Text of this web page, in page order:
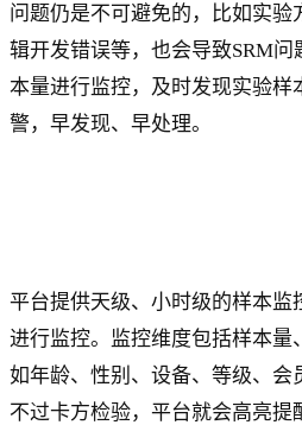
问题仍是不可避免的，比如实验
辑开发错误等，也会导致SRM
本量进行监控，及时发现实验样
警，早发现、早处理。
平台提供天级、小时级的样本监
进行监控。监控维度包括样本量
如年龄、性别、设备、等级、会
不过卡方检验，平台就会高亮提